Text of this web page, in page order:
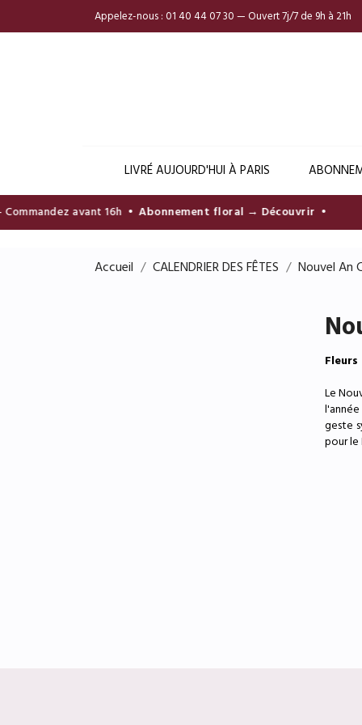
Appelez-nous : 01 40 44 07 30 — Ouvert 7j/7 de 9h à 21h
LIVRÉ AUJOURD'HUI À PARIS
avant 16h • Abonnement floral → Découvrir•
Accueil CALENDRIER DES FÊTES Nouvel An
Le
geste
pour le